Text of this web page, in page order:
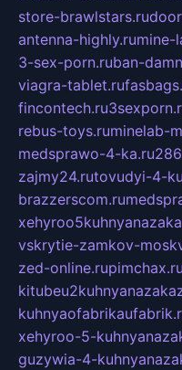
store-brawlstars.ru
antenna-highly.rumine-
3-sex-porn.ruban-
viagra-tablet.ru
fincontech.ru
rebus-toys.ruminelab-
medsprawo-4-ka.ru
zajmy24.rutovudyi-4-
brazzerscom.ru
vskrytie-zamkov-
zed-online.rupimchax.ru
xehyroo-5-
guzywia-4-